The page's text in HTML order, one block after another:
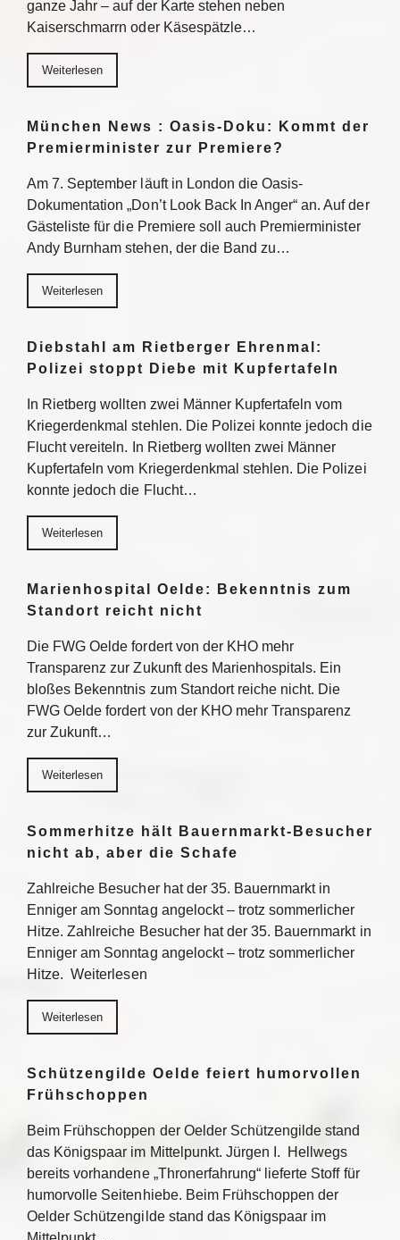
ganze Jahr – auf der Karte stehen neben
Kaiserschmarrn oder Käsespätzle…
Weiterlesen
München News : Oasis-Doku: Kommt der
Premierminister zur Premiere?
Am 7. September läuft in London die Oasis-
Dokumentation „Don’t Look Back In Anger“ an. Auf der
Gästeliste für die Premiere soll auch Premierminister
Andy Burnham stehen, der die Band zu…
Weiterlesen
Diebstahl am Rietberger Ehrenmal:
Polizei stoppt Diebe mit Kupfertafeln
In Rietberg wollten zwei Männer Kupfertafeln vom
Kriegerdenkmal stehlen. Die Polizei konnte jedoch die
Flucht vereiteln. In Rietberg wollten zwei Männer
Kupfertafeln vom Kriegerdenkmal stehlen. Die Polizei
konnte jedoch die Flucht…
Weiterlesen
Marienhospital Oelde: Bekenntnis zum
Standort reicht nicht
Die FWG Oelde fordert von der KHO mehr
Transparenz zur Zukunft des Marienhospitals. Ein
bloßes Bekenntnis zum Standort reiche nicht. Die
FWG Oelde fordert von der KHO mehr Transparenz
zur Zukunft…
Weiterlesen
Sommerhitze hält Bauernmarkt-Besucher
nicht ab, aber die Schafe
Zahlreiche Besucher hat der 35. Bauernmarkt in
Enniger am Sonntag angelockt – trotz sommerlicher
Hitze. Zahlreiche Besucher hat der 35. Bauernmarkt in
Enniger am Sonntag angelockt – trotz sommerlicher
Hitze. Weiterlesen
Weiterlesen
Schützengilde Oelde feiert humorvollen
Frühschoppen
Beim Frühschoppen der Oelder Schützengilde stand
das Königspaar im Mittelpunkt. Jürgen I. Hellwegs
bereits vorhandene „Thronerfahrung“ lieferte Stoff für
humorvolle Seitenhiebe. Beim Frühschoppen der
Oelder Schützengilde stand das Königspaar im